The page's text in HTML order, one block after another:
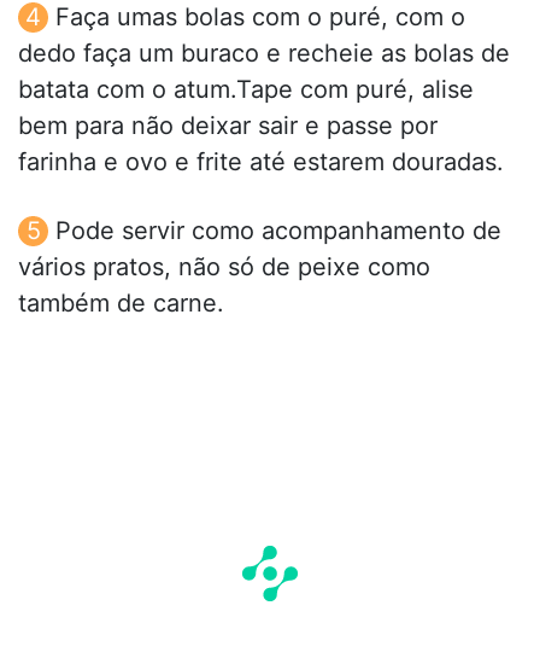
Faça umas bolas com o puré, com o
dedo faça um buraco e recheie as bolas de
batata com o atum.Tape com puré, alise
bem para não deixar sair e passe por
farinha e ovo e frite até estarem douradas.
Pode servir como acompanhamento de
vários pratos, não só de peixe como
também de carne.